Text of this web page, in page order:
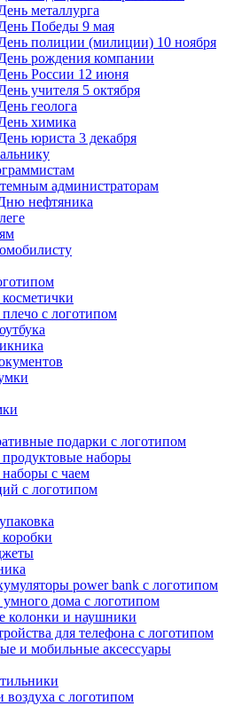
металлурга
Победы 9 мая
полиции (милиции) 10 ноября
рождения компании
России 12 июня
учителя 5 октября
геолога
химика
юриста 3 декабря
администраторам
нефтяника
с логотипом
подарки с логотипом
наборы
с чаем
с логотипом
power bank с логотипом
дома с логотипом
колонки и наушники
для телефона с логотипом
и мобильные аксессуары
воздуха с логотипом